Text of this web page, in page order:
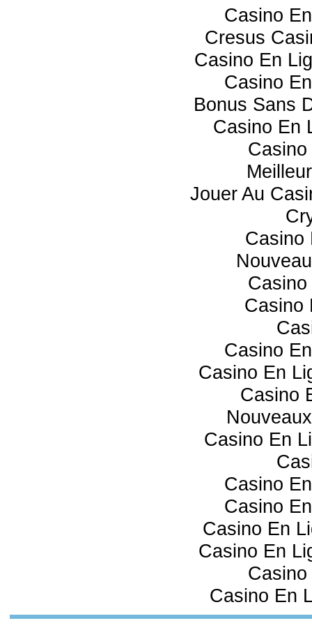
Casino
Cresus
Casino En
Casino
Bonus Sans
Casino En
Jouer Au
Casino
Casino
Casino
Casino En
Casino
Casino En
Casino
Casino
Casino En
Casino En
Casino En